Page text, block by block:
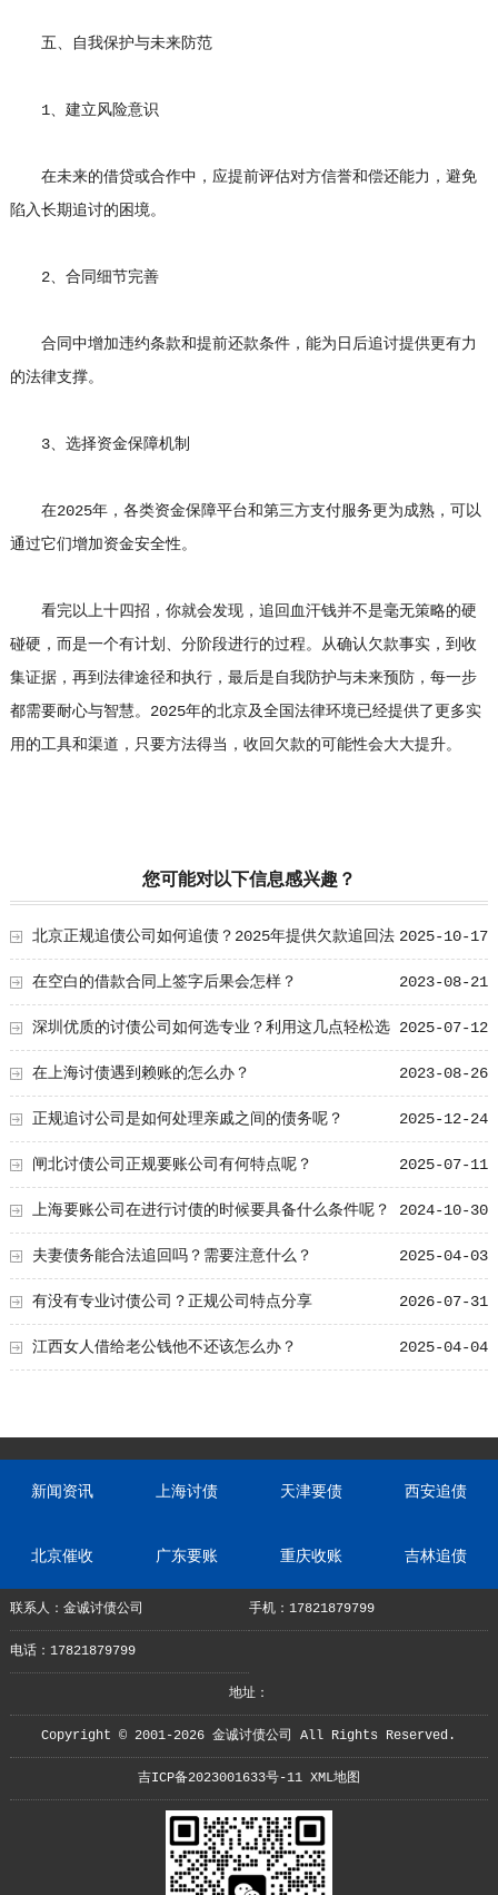
五、自我保护与未来防范
1、建立风险意识
在未来的借贷或合作中，应提前评估对方信誉和偿还能力，避免
陷入长期追讨的困境。
2、合同细节完善
合同中增加违约条款和提前还款条件，能为日后追讨提供更有力
的法律支撑。
3、选择资金保障机制
在2025年，各类资金保障平台和第三方支付服务更为成熟，可以
通过它们增加资金安全性。
看完以上十四招，你就会发现，追回血汗钱并不是毫无策略的硬
碰硬，而是一个有计划、分阶段进行的过程。从确认欠款事实，到收
集证据，再到法律途径和执行，最后是自我防护与未来预防，每一步
都需要耐心与智慧。2025年的北京及全国法律环境已经提供了更多实
用的工具和渠道，只要方法得当，收回欠款的可能性会大大提升。
您可能对以下信息感兴趣？
2025-10-17
北京正规追债公司如何追债？2025年提供欠款追回法
律方案 2023-08-21
在空白的借款合同上签字后果会怎样？
2025-07-12
深圳优质的讨债公司如何选专业？利用这几点轻松选
择到！ 2023-08-26
在上海讨债遇到赖账的怎么办？
2025-12-24
正规追讨公司是如何处理亲戚之间的债务呢？
2025-07-11
闸北讨债公司正规要账公司有何特点呢？
2024-10-30
上海要账公司在进行讨债的时候要具备什么条件呢？
2025-04-03
夫妻债务能合法追回吗？需要注意什么？
2026-07-31
有没有专业讨债公司？正规公司特点分享
2025-04-04
江西女人借给老公钱他不还该怎么办？
新闻资讯 上海讨债 天津要债 西安追债
北京催收 广东要账 重庆收账 吉林追债
联系人：金诚讨债公司 手机：17821879799
电话：17821879799
地址：
Copyright © 2001-2026 金诚讨债公司 All Rights Reserved.
吉ICP备2023001633号-11 XML地图